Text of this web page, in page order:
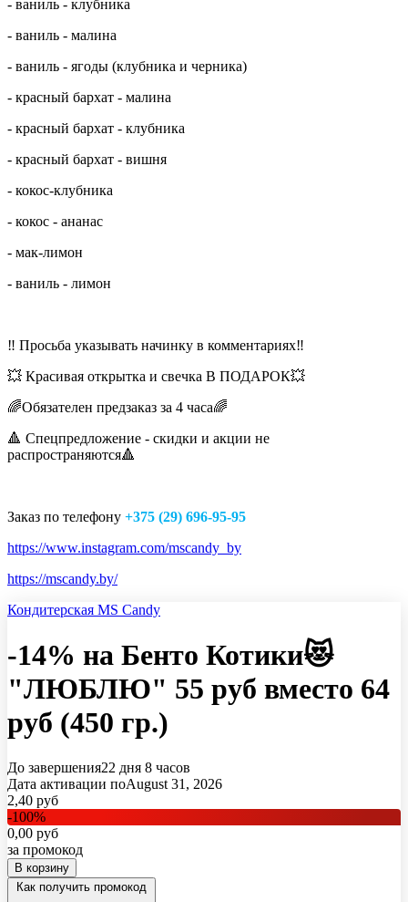
- ваниль - клубника
- ваниль - малина
- ваниль - ягоды (клубника и черника)
- красный бархат - малина
- красный бархат - клубника
- красный бархат - вишня
- кокос-клубника
- кокос - ананас
- мак-лимон
- ваниль - лимон
‼️ Просьба указывать начинку в комментариях‼️
💥 Красивая открытка и свечка В ПОДАРОК💥
🌈Обязателен предзаказ за 4 часа🌈
🔺 Спецпредложение - скидки и акции не
распространяются🔺
Заказ по телефону +375 (29) 696-95-95
https://www.instagram.com/mscandy_by
https://mscandy.by/
Кондитерская MS Candy
-14% на Бенто Котики😻
"ЛЮБЛЮ" 55 руб вместо 64
руб (450 гр.)
До завершения22 дня 8 часов
Дата активации поAugust 31, 2026
2,40 руб
-100%
0,00 руб
за промокод
В корзину
Как получить промокод